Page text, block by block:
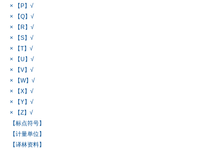
× 【P】√
× 【Q】√
× 【R】√
× 【S】√
× 【T】√
× 【U】√
× 【V】√
× 【W】√
× 【X】√
× 【Y】√
× 【Z】√
【标点符号】
【计量单位】
【译林资料】